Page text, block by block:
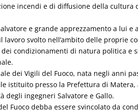
incendi e di diffusione della cultura
e grande apprezzamento a lui e
lavoro svolto nell’ambito delle proprie
condizionamenti di natura politica e
dei Vigili del Fuoco, nata negli anni
istituito presso la Prefettura di Matera,
degli ingegneri Salvatore e Gallo.
Fuoco debba essere svincolato da